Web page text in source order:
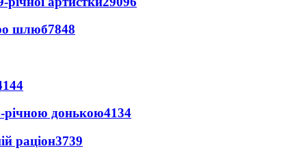
шлюб7848
річною донькою4134
раціон3739